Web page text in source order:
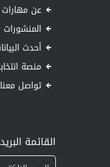
عن مهارات
المنشورات
أحدث
منصة انتخابات
تواصل معنا
القائمة